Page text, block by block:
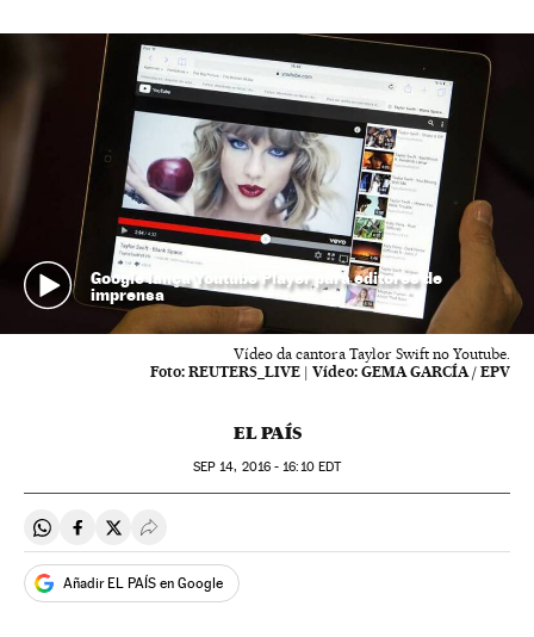
Google lança Youtube Player para editores de
imprensa
Vídeo da cantora Taylor Swift no Youtube.
Foto: REUTERS_LIVE | Vídeo: GEMA GARCÍA / EPV
EL PAÍS
SEP 14, 2016 - 16:10EDT
Compartir en Whatsapp
Compartir en Facebook
Compartir en Twitter
Desplegar Redes Sociales
Añadir EL PAÍS en Google